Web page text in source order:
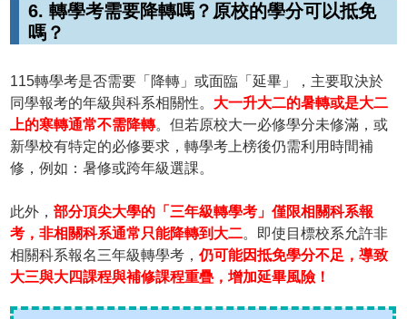
6. 轉學考需要降轉嗎？原校的學分可以抵免
嗎？
115轉學考是否需要「降轉」或面臨「延畢」，主要取決於
同學報考的年級與科系相關性。 大一升大二的暑轉或是大二
上的寒轉通常不需降轉。但若原校大一必修學分未修滿，或
新學校有特定的必修要求，轉學考上榜後仍需利用時間補
修，例如：暑修或跨年級選課。
此外，部分頂尖大學的「三年級轉學考」僅限相關科系報
考，非相關科系通常只能降轉到大二。即使目標校系允許非
相關科系報名三年級轉學考，仍可能因抵免學分不足，導致
大三與大四課程與補修課程重疊，增加延畢風險！